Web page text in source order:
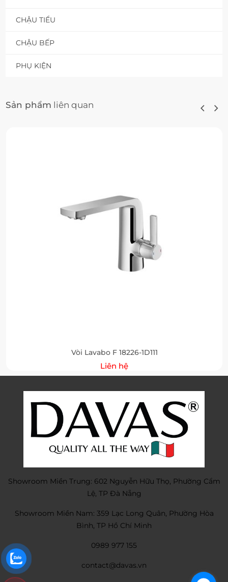
CHẬU TIỂU
CHẬU BẾP
PHỤ KIỆN
Sản phẩm liên quan
Vòi Lavabo F 18226-1D111
Liên hệ
Showroom Miền Trung: 602 Nguyễn Hữu Thọ, Phường Cẩm
Lệ, TP Đà Nẵng
Showroom Miền Nam: 359 Lạc Long Quân, Phường Hòa
Bình, TP Hồ Chí Minh
0989 977 155
contact@davas.vn